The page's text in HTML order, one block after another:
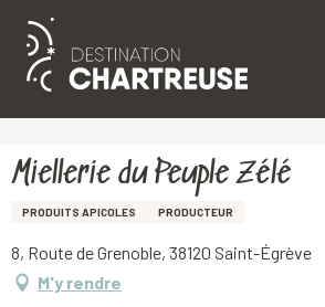
Aller
principal
Miellerie du Peuple Zélé
PRODUITS APICOLES PRODUCTEUR
8, Route de Grenoble, 38120 Saint-Égrève
M'y rendre